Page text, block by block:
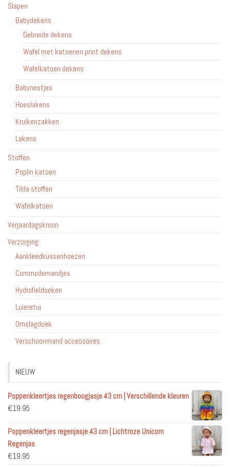
Slapen
Babydekens
Gebreide dekens
Wafel met katoenen print dekens
Wafelkatoen dekens
Babynestjes
Hoeslakens
Kruikenzakken
Lakens
Stoffen
Poplin katoen
Tilda stoffen
Wafelkatoen
Verjaardagskroon
Verzorging
Aankleedkussenhoezen
Commodemandjes
Hydrofieldoeken
Luieretui
Omslagdoek
Verschoonmand accessoires
NIEUW
Poppenkleertjes regenboogjasje 43 cm | Verschillende kleuren
€19.95
Poppenkleertjes regenjasje 43 cm | Lichtroze Unicorn
Regenjas
€19.95